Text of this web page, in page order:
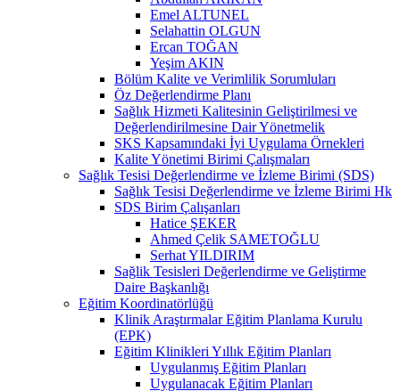
Emel ALTUNEL
Selahattin OLGUN
Ercan TOĞAN
Yeşim AKIN
Bölüm Kalite ve Verimlilik Sorumluları
Öz Değerlendirme Planı
Sağlık Hizmeti Kalitesinin Geliştirilmesi ve
Değerlendirilmesine Dair Yönetmelik
SKS Kapsamındaki İyi Uygulama Örnekleri
Kalite Yönetimi Birimi Çalışmaları
Sağlık Tesisi Değerlendirme ve İzleme Birimi (SDS)
Sağlık Tesisi Değerlendirme ve İzleme Birimi Hk
SDS Birim Çalışanları
Hatice ŞEKER
Ahmed Çelik SAMETOĞLU
Serhat YILDIRIM
Sağlik Tesisleri Değerlendirme ve Geliştirme
Daire Başkanlığı
Eğitim Koordinatörlüğü
Klinik Araştırmalar Eğitim Planlama Kurulu
(EPK)
Eğitim Klinikleri Yıllık Eğitim Planları
Uygulanmış Eğitim Planları
Uygulanacak Eğitim Planları